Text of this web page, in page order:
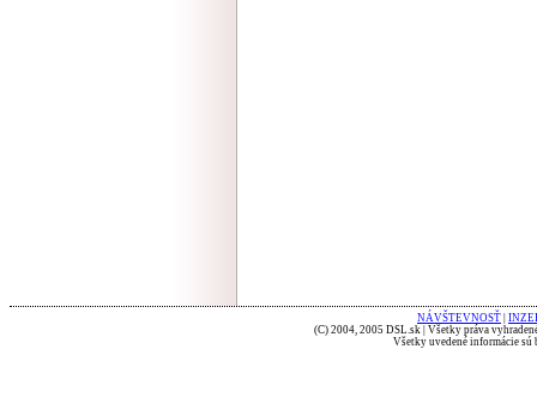
NÁVŠTEVNOSŤ
(C) 2004, 2005 DSL.sk | Všetky práva
Všetky uvedené informácie sú